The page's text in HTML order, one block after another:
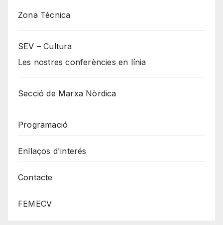
Zona Técnica
SEV – Cultura
Les nostres conferències en línia
Secció de Marxa Nòrdica
Programació
Enllaços d'interés
Contacte
FEMECV